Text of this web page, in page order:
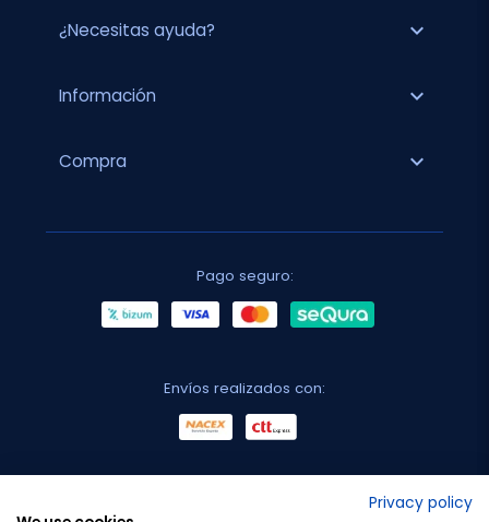
¿Necesitas ayuda? expand_more
Información expand_more
Compra expand_more
Pago seguro:
Envíos realizados con:
Privacy policy